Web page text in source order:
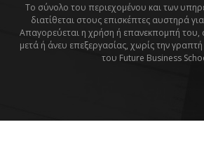
Το σύνολο του περιεχομένου και των
διατίθεται στους επισκέπτες αυστηρά
Απαγορεύεται η χρήση ή επανεκπομπή του,
μετά ή άνευ επεξεργασίας, χωρίς την
του Future Business